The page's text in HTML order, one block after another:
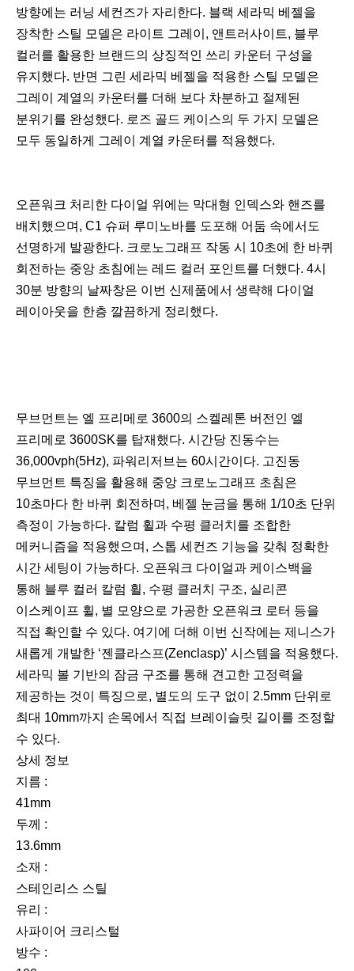
방향에는 러닝 세컨즈가 자리한다. 블랙 세라믹 베젤을
장착한 스틸 모델은 라이트 그레이, 앤트러사이트, 블루
컬러를 활용한 브랜드의 상징적인 쓰리 카운터 구성을
유지했다. 반면 그린 세라믹 베젤을 적용한 스틸 모델은
그레이 계열의 카운터를 더해 보다 차분하고 절제된
분위기를 완성했다. 로즈 골드 케이스의 두 가지 모델은
모두 동일하게 그레이 계열 카운터를 적용했다.
오픈워크 처리한 다이얼 위에는 막대형 인덱스와 핸즈를
배치했으며, C1 슈퍼 루미노바를 도포해 어둠 속에서도
선명하게 발광한다. 크로노그래프 작동 시 10초에 한 바퀴
회전하는 중앙 초침에는 레드 컬러 포인트를 더했다. 4시
30분 방향의 날짜창은 이번 신제품에서 생략해 다이얼
레이아웃을 한층 깔끔하게 정리했다.
무브먼트는 엘 프리메로 3600의 스켈레톤 버전인 엘
프리메로 3600SK를 탑재했다. 시간당 진동수는
36,000vph(5Hz), 파워리저브는 60시간이다. 고진동
무브먼트 특징을 활용해 중앙 크로노그래프 초침은
10초마다 한 바퀴 회전하며, 베젤 눈금을 통해 1/10초 단위
측정이 가능하다. 칼럼 휠과 수평 클러치를 조합한
메커니즘을 적용했으며, 스톱 세컨즈 기능을 갖춰 정확한
시간 세팅이 가능하다. 오픈워크 다이얼과 케이스백을
통해 블루 컬러 칼럼 휠, 수평 클러치 구조, 실리콘
이스케이프 휠, 별 모양으로 가공한 오픈워크 로터 등을
직접 확인할 수 있다. 여기에 더해 이번 신작에는 제니스가
새롭게 개발한 ‘젠클라스프(Zenclasp)’ 시스템을 적용했다.
세라믹 볼 기반의 잠금 구조를 통해 견고한 고정력을
제공하는 것이 특징으로, 별도의 도구 없이 2.5mm 단위로
최대 10mm까지 손목에서 직접 브레이슬릿 길이를 조정할
수 있다.
상세 정보
지름 :
41mm
두께 :
13.6mm
소재 :
스테인리스 스틸
유리 :
사파이어 크리스털
방수 :